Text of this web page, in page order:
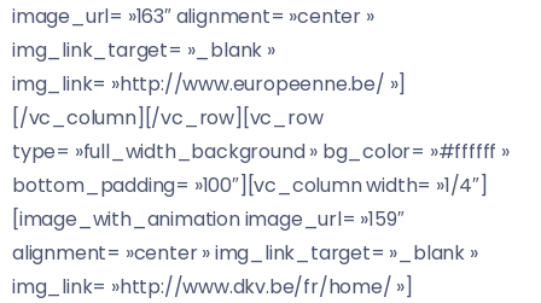
image_url= »163″ alignment= »center »
img_link_target= »_blank »
img_link= »http://www.europeenne.be/ »]
[/vc_column][/vc_row][vc_row
type= »full_width_background » bg_color= »#ffffff »
bottom_padding= »100″][vc_column width= »1/4″]
[image_with_animation image_url= »159″
alignment= »center » img_link_target= »_blank »
img_link= »http://www.dkv.be/fr/home/ »]